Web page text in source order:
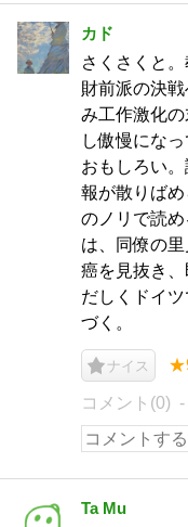
カド
さくさくと
財前派の決
み工作激化
し傲慢にな
おもしろい
報が散りば
のノリで読
は、同僚の
癌を見抜き
だしくドイ
づく。
ナイス
コメント(0)
Ta Mu